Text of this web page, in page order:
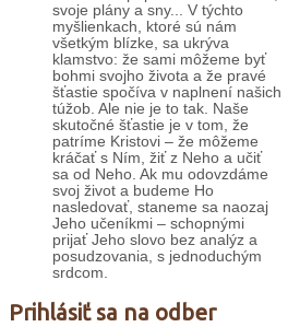
svoje plány a sny... V týchto
myšlienkach, ktoré sú nám
všetkým blízke, sa ukrýva
klamstvo: že sami môžeme byť
bohmi svojho života a že pravé
šťastie spočíva v naplnení našich
túžob. Ale nie je to tak. Naše
skutočné šťastie je v tom, že
patríme Kristovi – že môžeme
kráčať s Ním, žiť z Neho a učiť
sa od Neho. Ak mu odovzdáme
svoj život a budeme Ho
nasledovať, staneme sa naozaj
Jeho učeníkmi – schopnými
prijať Jeho slovo bez analýz a
posudzovania, s jednoduchým
srdcom.
Prihlásiť sa na odber